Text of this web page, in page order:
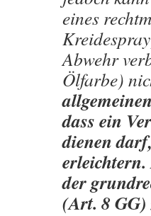
eines
Abwehr
Ölfarbe)
dass ein
dienen
erleichtern.
der
(Art. 8 GG)